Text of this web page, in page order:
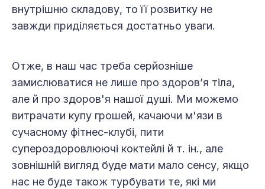
внутрішню складову, то її розвитку не
завжди приділяється достатньо уваги.
Отже, в наш час треба серйозніше
замислюватися не лише про здоров’я тіла,
але й про здоров'я нашої душі. Ми можемо
витрачати купу грошей, качаючи м'язи в
сучасному фітнес-клубі, пити
супероздоровлюючі коктейлі й т. ін., але
зовнішній вигляд буде мати мало сенсу, якщо
нас не буде також турбувати те, які ми